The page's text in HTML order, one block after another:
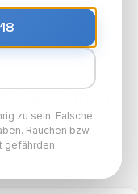
- 1200 mAh
zu sein. Falsche
Rauchen bzw.
gefährden.